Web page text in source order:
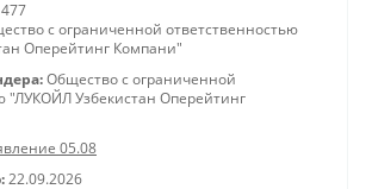
с ограниченной ответственностью
Оперейтинг Компани"
Общество с ограниченной
"ЛУКОЙЛ Узбекистан Оперейтинг
05.08
22.09.2026